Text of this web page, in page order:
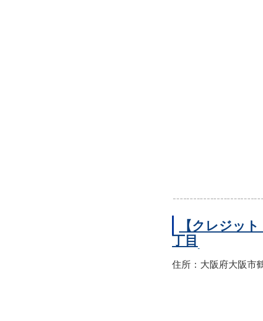
【クレジッ
丁目
住所：大阪府大阪市